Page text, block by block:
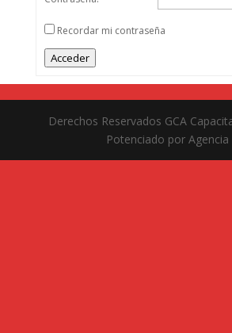
Recordar mi contraseña
Acceder
Derechos Reservados GCA
Potenciado por Agencia